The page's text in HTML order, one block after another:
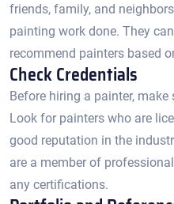
friends, family, and
painting work done. They
recommend painters based
Check Credentials
Before hiring a painter,
Look for painters who are
good reputation in the
are a member of
any certifications.​